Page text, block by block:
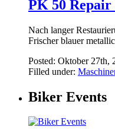
PK 50
Nach langer
Frischer blauer
Posted: Oktober 27th,
Filled under:
Biker Events